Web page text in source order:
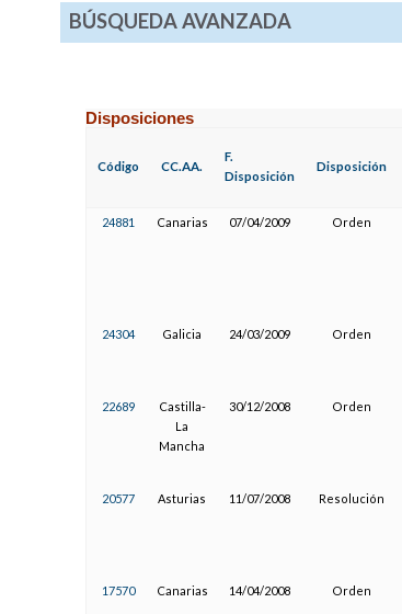
BÚSQUEDA AVANZADA
Disposiciones
Código CC.AA.
F.
Disposición
Disposición
24881 Canarias 07/04/2009 Orden
24304 Galicia 24/03/2009 Orden
22689
Castilla-
La
Mancha
30/12/2008 Orden
20577 Asturias 11/07/2008 Resolución
17570 Canarias 14/04/2008 Orden